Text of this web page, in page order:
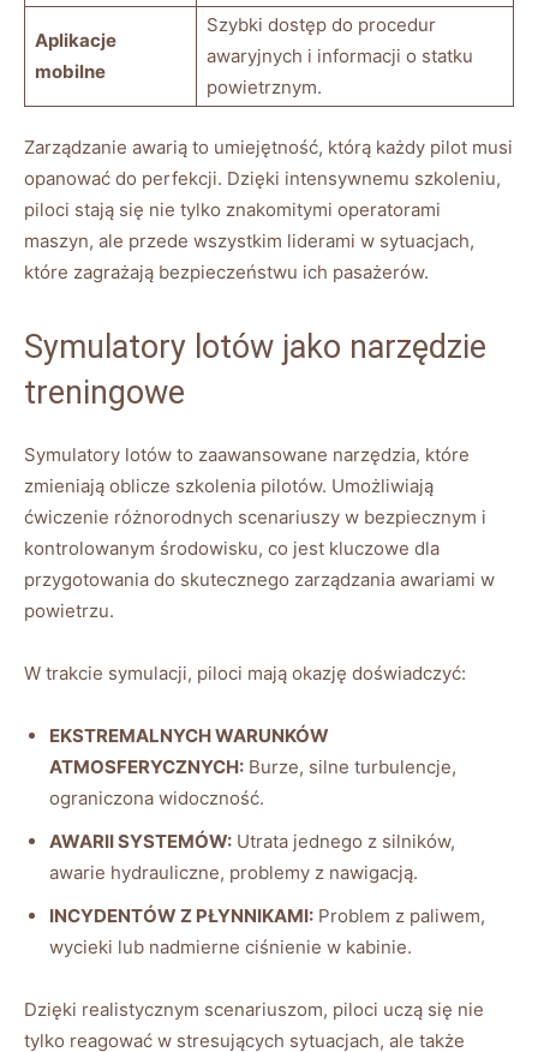
Aplikacje
mobilne
Szybki ⁣dostęp do procedur
awaryjnych i ‍informacji o⁤ statku
powietrznym.
Zarządzanie awarią to umiejętność, którą ‍każdy ​pilot musi
opanować do perfekcji. Dzięki⁤ intensywnemu szkoleniu,
piloci stają się nie tylko ⁤znakomitymi operatorami
maszyn, ale przede wszystkim liderami w sytuacjach,​
które ⁤zagrażają bezpieczeństwu ich ⁣pasażerów.
Symulatory lotów jako narzędzie
treningowe
Symulatory ⁣lotów to zaawansowane narzędzia, które
zmieniają ⁤oblicze ‍szkolenia ⁢pilotów. Umożliwiają⁤
ćwiczenie ‌różnorodnych scenariuszy w bezpiecznym i ​
kontrolowanym środowisku, co jest‌ kluczowe‌ dla
przygotowania do skutecznego zarządzania ⁣awariami w
powietrzu.
W ‍trakcie symulacji, piloci mają okazję doświadczyć:
EKSTREMALNYCH WARUNKÓW
ATMOSFERYCZNYCH: Burze, silne⁣ turbulencje,
ograniczona widoczność.
AWARII SYSTEMÓW: Utrata jednego z silników,
awarie hydrauliczne, problemy z nawigacją.
INCYDENTÓW ‍Z PŁYNNIKAMI: Problem z paliwem,
wycieki lub nadmierne ciśnienie w ‍kabinie.
Dzięki realistycznym scenariuszom, ⁢piloci ⁢uczą się⁤ nie
tylko⁢ reagować w stresujących sytuacjach, ale ⁢także